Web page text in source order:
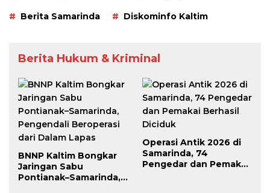
Berita Samarinda Diskominfo Kaltim
Berita Hukum & Kriminal
BNNP Kaltim Bongkar
Jaringan Sabu
Pontianak–Samarinda,
Operasi Antik 2026 di
Samarinda, 74
Pengedar dan Pemakai